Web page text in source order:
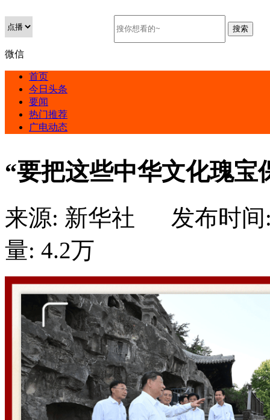
微信
首页
今日头条
要闻
热门推荐
广电动态
“要把这些中华文化瑰宝
来源: 新华社
发布时
量: 4.2万